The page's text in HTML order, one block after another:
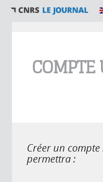
COMPTE
Créer un
permettra :